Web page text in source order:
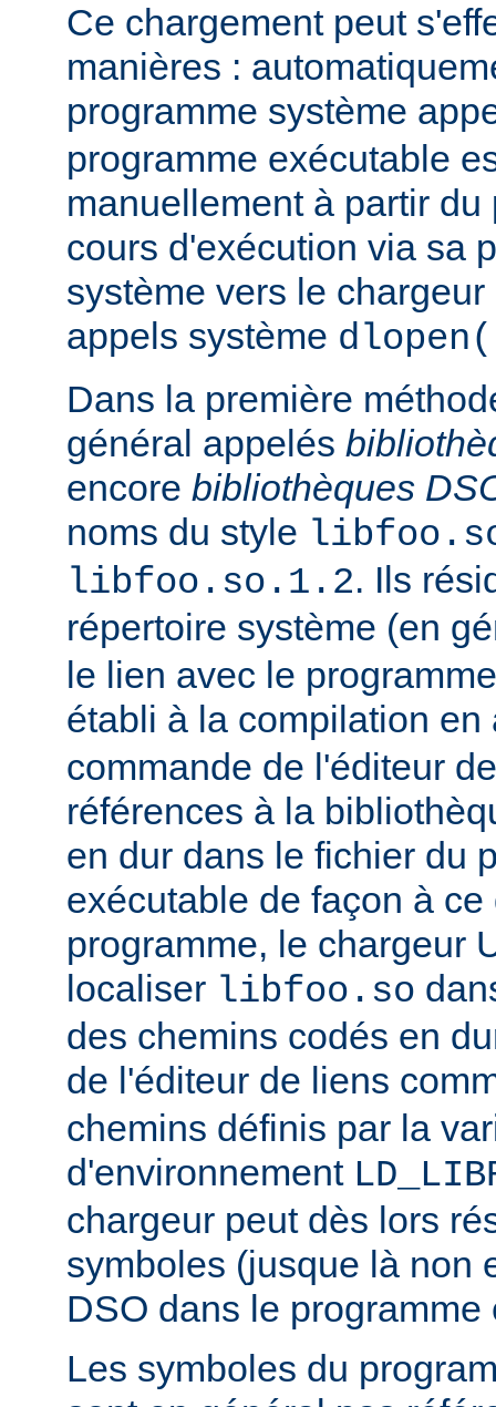
Ce chargement peut
manières :
programme système
programme exécutable
manuellement à partir du
cours d'exécution via sa
système vers le
appels système
Dans la première
général appelés
encore bibliothèques
noms du style
libfoo.so.1.2. Ils
répertoire système (en
le lien avec le
établi à la compilation
commande de l'éditeur
références à la
en dur dans le fichier du
exécutable de façon à
programme, le chargeur
localiser libfoo.so
des chemins codés en
de l'éditeur de liens
chemins définis par la
d'environnement
chargeur peut dès lors
symboles (jusque là non
DSO dans le programme
Les symboles du